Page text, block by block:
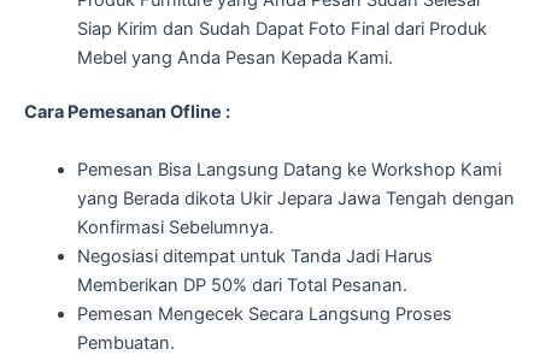
Siap Kirim dan Sudah Dapat Foto Final dari Produk
Mebel yang Anda Pesan Kepada Kami.
Cara Pemesanan Ofline :
Pemesan Bisa Langsung Datang ke Workshop Kami
yang Berada dikota Ukir Jepara Jawa Tengah dengan
Konfirmasi Sebelumnya.
Negosiasi ditempat untuk Tanda Jadi Harus
Memberikan DP 50% dari Total Pesanan.
Pemesan Mengecek Secara Langsung Proses
Pembuatan.